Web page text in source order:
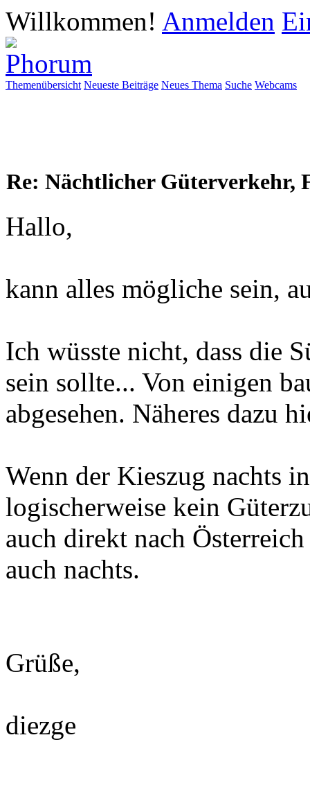
Willkommen! Anmelden
Themenübersicht Neueste Beiträge Neues Thema Suche Webcams
Re: Nächtlicher Güterverkehr,
Hallo,
kann alles mögliche sein,
Ich wüsste nicht, dass die
sein sollte... Von einigen
abgesehen. Näheres dazu
Wenn der Kieszug nachts
logischerweise kein
auch direkt nach
auch nachts.
Grüße,
diezge